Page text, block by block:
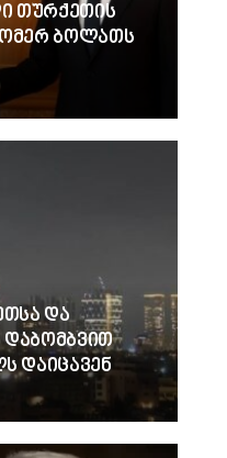
თურქეთის
ომერ ბოლათს
და
დაბომბვით
დაიცავენ